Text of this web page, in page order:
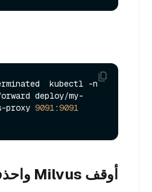
terminated  kubectl -n
deploy/my-
proxy 9091:9091
أوقف Milvus واحذف Pulsar V2